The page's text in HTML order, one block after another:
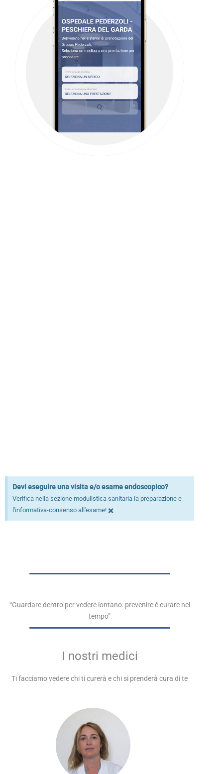
Devi eseguire una visita e/o esame endoscopico?
Verifica nella sezione modulistica sanitaria la preparazione e
l'informativa-consenso all'esame! ×
“Guardare dentro per vedere lontano: prevenire è curare nel
tempo”
I nostri medici
Ti facciamo vedere chi ti curerà e chi si prenderà cura di te